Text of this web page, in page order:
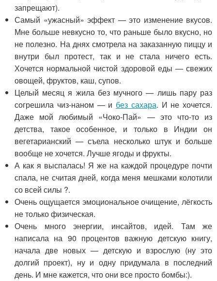
запрещают).
Самый «ужасный» эффект — это изменение вкусов.
Мне больше невкусно то, что раньше было вкусно, но
не полезно. На днях смотрела на заказанную пиццу и
внутри был протест, так и не стала ничего есть.
Хочется нормальной чистой здоровой еды — свежих
овощей, фруктов, каш, супов.
Целый месяц я жила без мучного — лишь пару раз
согрешила чиз-наном — и без сахара. И не хочется.
Даже мой любимый «Чоко-Пай» — это что-то из
детства, такое особенное, и только в Индии он
вегетарианский — съела несколько штук и больше
вообще не хочется. Лучше ягоды и фрукты.
А как я выспалась! Я же на каждой процедуре почти
спала, не считая дней, когда меня мешками колотили
со всей силы ?.
Очень ощущается эмоциональное очищение, лёгкость
не только физическая.
Очень много энергии, инсайтов, идей. Там же
написала на 90 процентов важную детскую книгу,
начала две новых — детскую и взрослую (ну это
долгий проект), ну и одну придумала в последний
день. И мне кажется, что они все просто бомбы:).